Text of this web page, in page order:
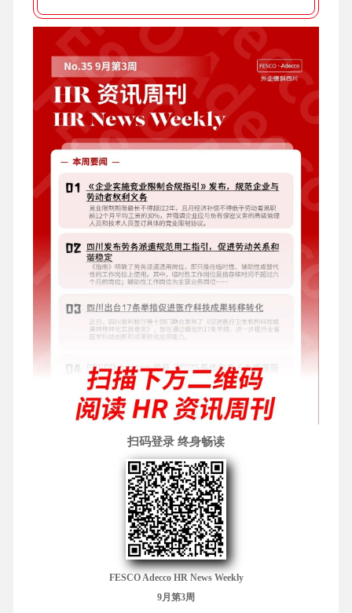
扫码登录 终身畅读
FESCO Adecco HR News Weekly
9月第3周